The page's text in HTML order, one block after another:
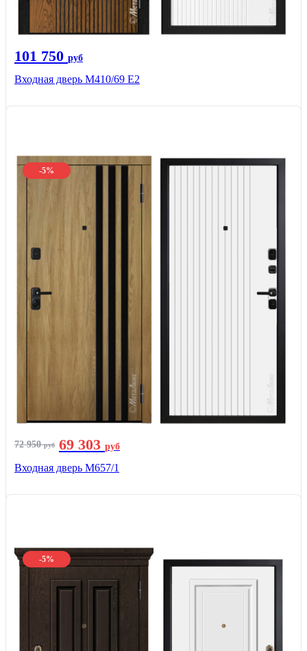
101 750 руб
Входная дверь М410/69 Е2
-5%
72 950руб 69 303 руб
Входная дверь М657/1
-5%